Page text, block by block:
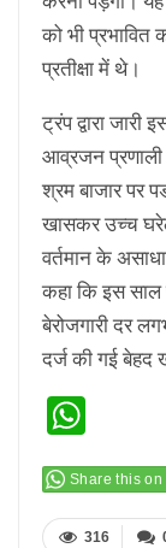
को भी
प्रतीक्षा में थे।
ट्रंप द्वारा
आव्रजन प्रणाली
श्रम बाजार पर
खासकर उच्च
वर्तमान के
कहा कि इस
बेरोजगारी दर
दर्ज की गई बेहद
Share this on
316